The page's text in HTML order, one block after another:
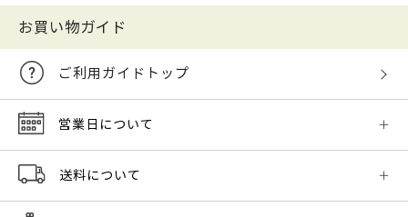
お買い物ガイド
ご利用ガイドトップ
営業日について
送料について